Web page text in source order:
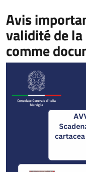
Avis
validité de
comme